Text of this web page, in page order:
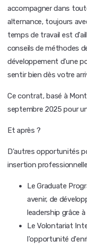
accompagner dans
alternance, toujours
temps de travail est
conseils de méthodes
développement d'une
sentir bien dès votre
Ce contrat, basé à
septembre 2025 pour
Et après ?
D'autres opportunités
insertion
Le Graduate
avenir, de
leadership grâce
Le Volontariat
l'opportunité